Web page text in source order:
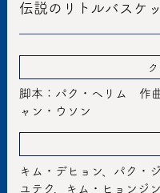
伝説のリトルバスケ
脚本：パク・ヘリム 作
ャン・ウソン
キム・デヒョン、パク・
ユテク、キム・ヒョンジ